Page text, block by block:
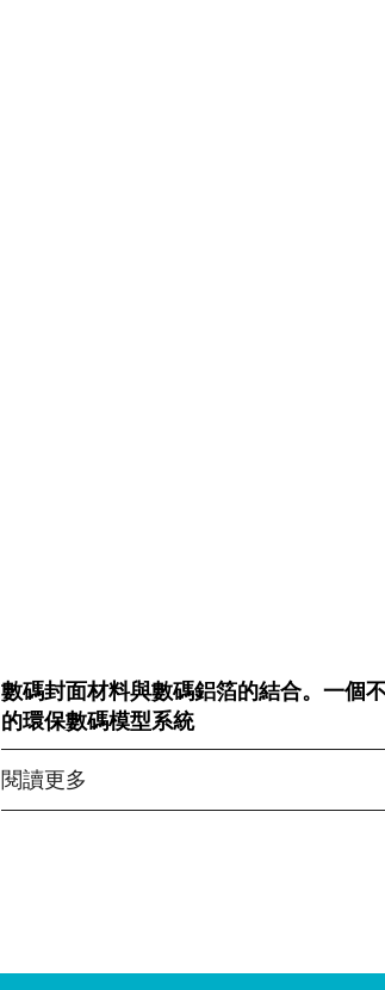
數碼封面材料與數碼鋁箔的結合。一個
的環保數碼模型系統
閱讀更多